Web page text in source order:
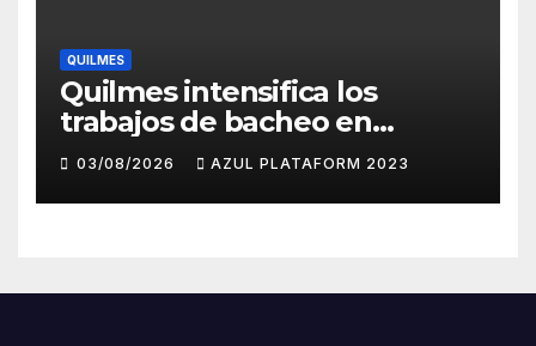
QUILMES
Quilmes intensifica los
trabajos de bacheo en
distintos barrios
03/08/2026 AZUL PLATAFORM 2023